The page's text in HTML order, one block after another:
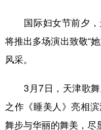
国际妇女节前夕，
将推出多场演出致敬“
风采。
3月7日，天津歌舞
之作《睡美人》亮相
舞步与华丽的舞美，尽